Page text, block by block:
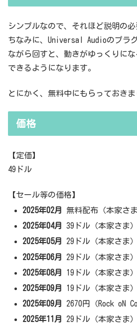
シンプルなので、それほど説明の必
ちなみに、Universal Audioのプラ
ながら回すと、動きがゆっくりに
できるようになります。
とにかく、無料中にもらっておきま
価格
【定価】
49ドル
【セール等の価格】
2025年02月
無料配布（本家さま
2025年04月
39ドル（本家さま）
2025年05月
29ドル（本家さま）
2025年06月
29ドル（本家さま）
2025年08月
19ドル（本家さま）
2025年09月
19ドル（本家さま）
2025年09月
2670円（Rock oN
2025年11月
29ドル（本家さま）